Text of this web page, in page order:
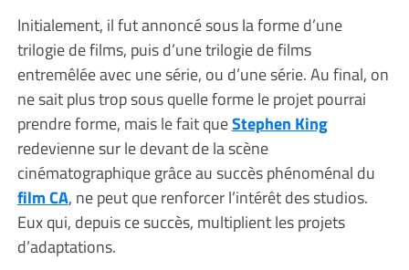
Initialement, il fut annoncé sous la forme d’une
trilogie de films, puis d’une trilogie de films
entremêlée avec une série, ou d’une série. Au final, on
ne sait plus trop sous quelle forme le projet pourrai
prendre forme, mais le fait queStephen King
redevienne sur le devant de la scène
cinématographique grâce au succès phénoménal du
film CA, ne peut que renforcer l’intérêt des studios.
Eux qui, depuis ce succès, multiplient les projets
d’adaptations.